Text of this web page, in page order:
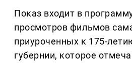
Показ входит в
просмотров фильмов
приуроченных к 175-
губернии, которое